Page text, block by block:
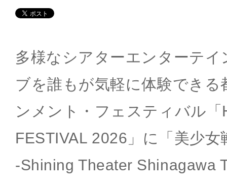
多様なシアターエンターテ
ブを誰もが気軽に体験でき
ンメント・フェスティバル「
FESTIVAL 2026」に「美少
-Shining Theater Shinagawa